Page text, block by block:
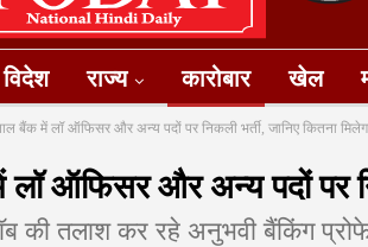
विदेश राज्य कारोबार खेल
बैंक में लॉ ऑफिसर और अन्य पदों पर निकली भर्ती, जानिए कितना
ऑफिसर और अन्य पदों पर
की तलाश कर रहे अनुभवी बैंकिंग